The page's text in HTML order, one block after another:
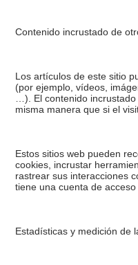
Contenido incrustado de
Los artículos de este sitio
(por ejemplo, vídeos,
…). El contenido
misma manera que si el
Estos sitios web pueden
cookies, incrustar
rastrear sus interacciones
tiene una cuenta de acceso
Estadísticas y medición de